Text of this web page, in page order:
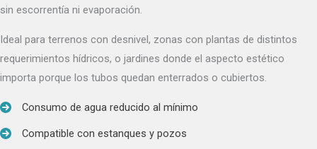
sin escorrentía ni evaporación.
Ideal para terrenos con desnivel, zonas con plantas de distintos
requerimientos hídricos, o jardines donde el aspecto estético
importa porque los tubos quedan enterrados o cubiertos.
Consumo de agua reducido al mínimo
Compatible con estanques y pozos